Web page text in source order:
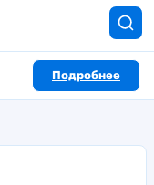
Подробнее